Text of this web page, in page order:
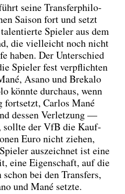
sei­ne Trans­fer­phi­lo­
Sai­son fort und setzt
Spie­ler aus dem
die viel­leicht noch nicht
haben. Der Unter­schied
Spie­ler fest ver­pflich­ten
Asa­no und Bre­ka­lo
könn­te durch­aus, wenn
fort­setzt, Car­los Mané
des­sen Ver­let­zung —
soll­te der VfB die Kauf­
Euro nicht zie­hen,
aus­zeich­net ist eine
eine Eigen­schaft, auf die
bei den Trans­fers,
und Mané setz­te.